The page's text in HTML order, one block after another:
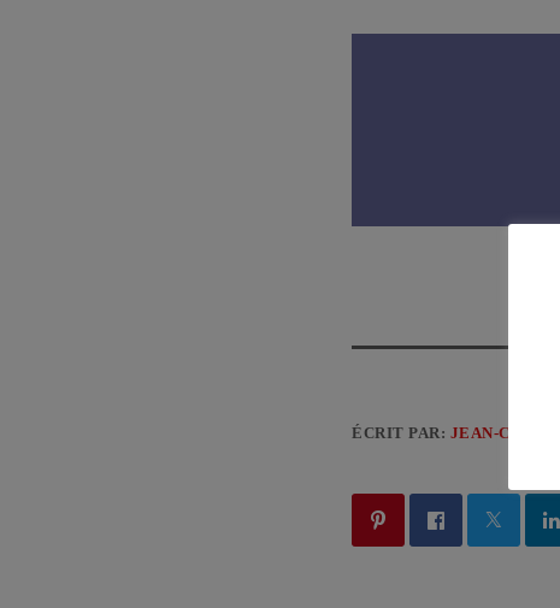
ÉCRIT PAR: JEAN-CLAUDE